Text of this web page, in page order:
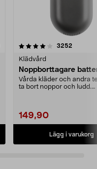
3252
Klädvård
Noppborttagare
Vårda kläder och andra
ta bort noppor och ludd.
149,90
Lägg i varukorg
4.5av 5 stjärnor